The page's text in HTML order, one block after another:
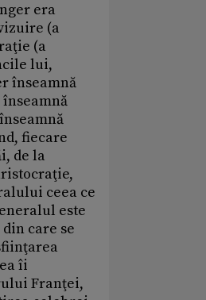
era
(a
(a
lui,
înseamnă
fiecare
de la
ceea ce
este
care se
îi
Franţei,